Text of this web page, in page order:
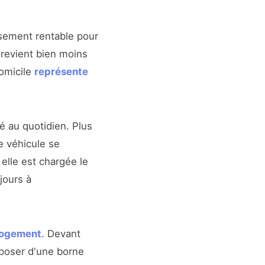
rentable pour
bien moins
représente
au quotidien. Plus
véhicule se
est chargée le
à
. Devant
d'une borne